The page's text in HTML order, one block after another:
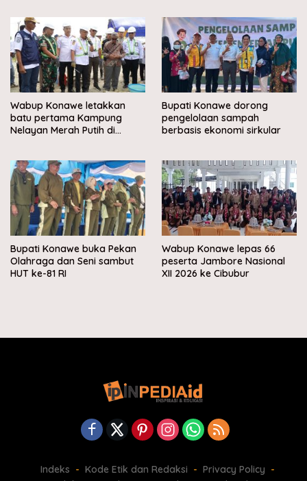
Wabup Konawe letakkan
batu pertama Kampung
Nelayan Merah Putih di
Bupati Konawe dorong
pengelolaan sampah
berbasis ekonomi sirkular
Bupati Konawe buka Pekan
Olahraga dan Seni sambut
HUT ke-81 RI
Wabup Konawe lepas 66
peserta Jambore Nasional
XII 2026 ke Cibubur
Indeks Kode Etik dan Redaksi
Privacy Policy